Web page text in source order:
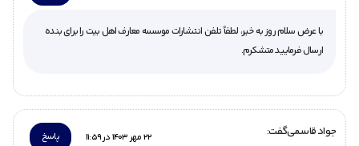
با عرض سلام روز به خیر، لطفاً تلفن انتشارات موسسه معارف اهل بیت را برای بنده
ارسال فرمایید متشکرم.
جواد قاسمیگفت: 22 مهر 1403 در 11:59 پاسخ